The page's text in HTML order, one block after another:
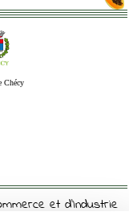
Chécy
et d'Industrie